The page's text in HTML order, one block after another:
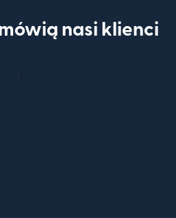
nasi klienci